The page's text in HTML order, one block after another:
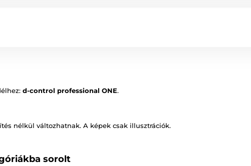
d-control professional ONE.
nélkül változhatnak. A képek csak illusztrációk.
sorolt